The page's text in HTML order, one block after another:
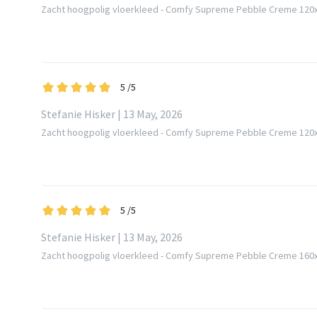
Zacht hoogpolig vloerkleed - Comfy Supreme Pebble Creme
5 /5
Stefanie Hisker | 13 May, 2026
Zacht hoogpolig vloerkleed - Comfy Supreme Pebble Creme
5 /5
Stefanie Hisker | 13 May, 2026
Zacht hoogpolig vloerkleed - Comfy Supreme Pebble Creme